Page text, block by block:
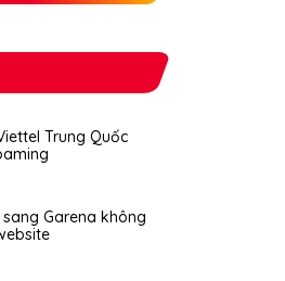
Trung Quốc
Garena không